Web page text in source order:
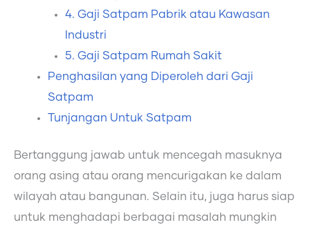
4. Gaji Satpam Pabrik atau Kawasan
Industri
5. Gaji Satpam Rumah Sakit
Penghasilan yang Diperoleh dari Gaji
Satpam
Tunjangan Untuk Satpam
Bertanggung jawab untuk mencegah masuknya
orang asing atau orang mencurigakan ke dalam
wilayah atau bangunan. Selain itu, juga harus siap
untuk menghadapi berbagai masalah mungkin